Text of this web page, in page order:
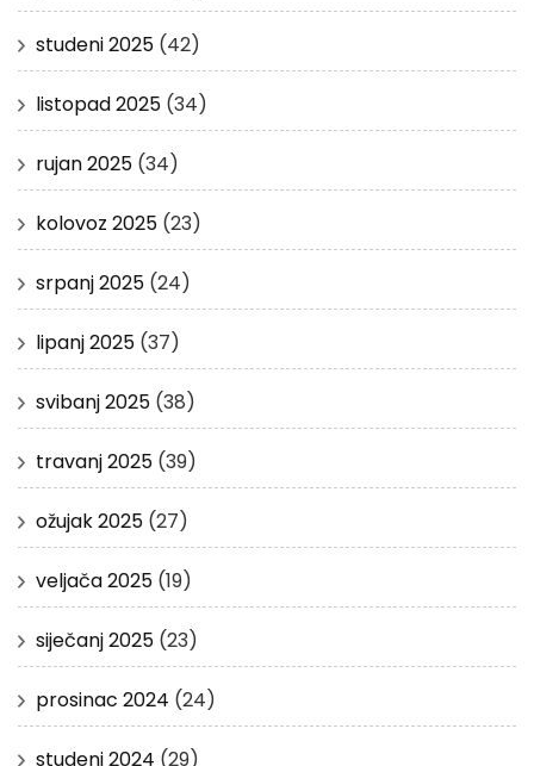
studeni 2025 (42)
listopad 2025 (34)
rujan 2025 (34)
kolovoz 2025 (23)
srpanj 2025 (24)
lipanj 2025 (37)
svibanj 2025 (38)
travanj 2025 (39)
ožujak 2025 (27)
veljača 2025 (19)
siječanj 2025 (23)
prosinac 2024 (24)
studeni 2024 (29)